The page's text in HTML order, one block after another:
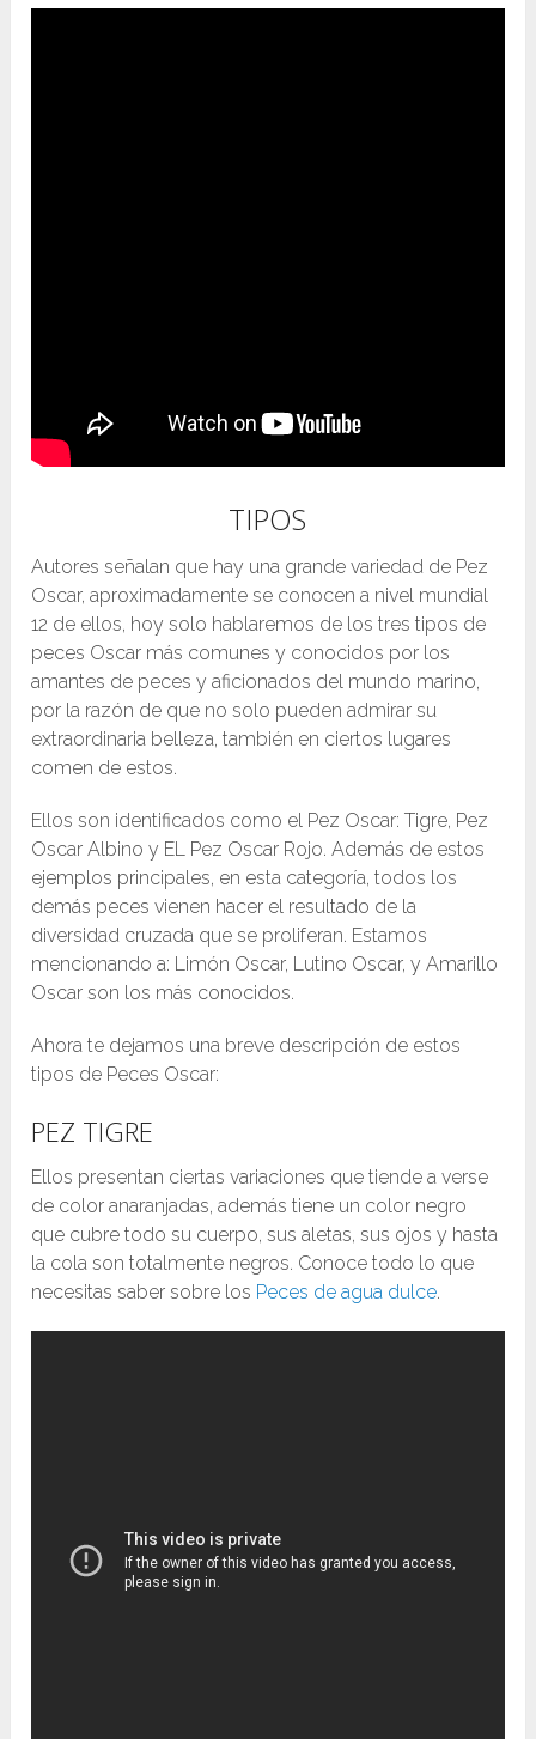
TIPOS
Autores señalan que hay una grande variedad de Pez
Oscar, aproximadamente se conocen a nivel mundial
12 de ellos, hoy solo hablaremos de los tres tipos de
peces Oscar más comunes y conocidos por los
amantes de peces y aficionados del mundo marino,
por la razón de que no solo pueden admirar su
extraordinaria belleza, también en ciertos lugares
comen de estos.
Ellos son identificados como el Pez Oscar: Tigre, Pez
Oscar Albino y EL Pez Oscar Rojo. Además de estos
ejemplos principales, en esta categoría, todos los
demás peces vienen hacer el resultado de la
diversidad cruzada que se proliferan. Estamos
mencionando a: Limón Oscar, Lutino Oscar, y Amarillo
Oscar son los más conocidos.
Ahora te dejamos una breve descripción de estos
tipos de Peces Oscar:
PEZ TIGRE
Ellos presentan ciertas variaciones que tiende a verse
de color anaranjadas, además tiene un color negro
que cubre todo su cuerpo, sus aletas, sus ojos y hasta
la cola son totalmente negros. Conoce todo lo que
necesitas saber sobre los Peces de agua dulce